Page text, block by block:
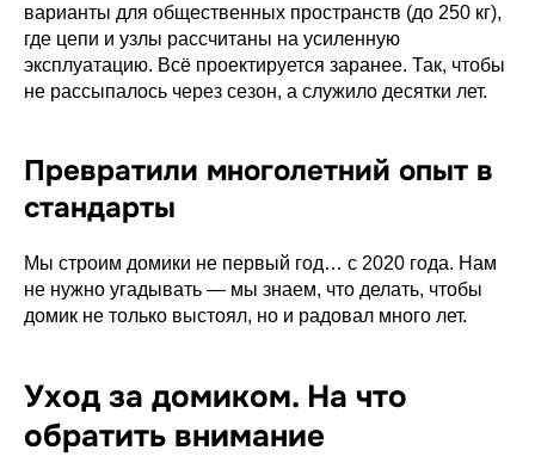
варианты для общественных пространств (до 250 кг),
где цепи и узлы рассчитаны на усиленную
эксплуатацию. Всё проектируется заранее. Так, чтобы
не рассыпалось через сезон, а служило десятки лет.
Превратили многолетний опыт в
стандарты
Мы строим домики не первый год… с 2020 года. Нам
не нужно угадывать — мы знаем, что делать, чтобы
домик не только выстоял, но и радовал много лет.
Уход за домиком. На что
обратить внимание